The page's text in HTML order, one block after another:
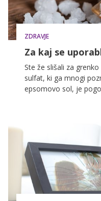
ZDRAVJE
Za kaj se
Ste že slišali za
sulfat, ki ga mnogi
epsomovo sol, je
lajšanje bolečin. Z
borimo proti aknam,
očesa, negujemo
vonj stopal.